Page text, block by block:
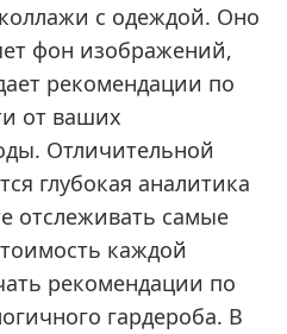
с одеждой. Оно
фон изображений,
рекомендации по
от ваших
Отличительной
глубокая аналитика
отслеживать самые
каждой
рекомендации по
гардероба. В